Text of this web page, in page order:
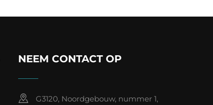
NEEM CONTACT OP
G3120, Noordgebouw, nummer 1,